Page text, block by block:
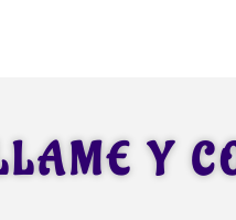
Y